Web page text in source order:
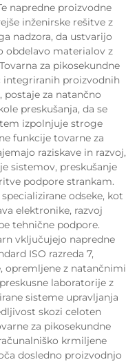
napredne proizvodne
inženirske rešitve z
nadzora, da ustvarijo
obdelavo materialov z
za pikosekundne
integriranih proizvodnih
postaje za natančno
preskušanja, da se
izpolnjuje stroge
funkcije tovarne za
raziskave in razvoj,
sistemov, preskušanje
podpore strankam.
odseke, kot
elektronike, razvoj
tehnične podpore.
vključujejo napredne
ISO razreda 7,
opremljene z natančnimi
laboratorije z
sisteme upravljanja
skozi celoten
za pikosekundne
krmiljene
dosledno proizvodnjo